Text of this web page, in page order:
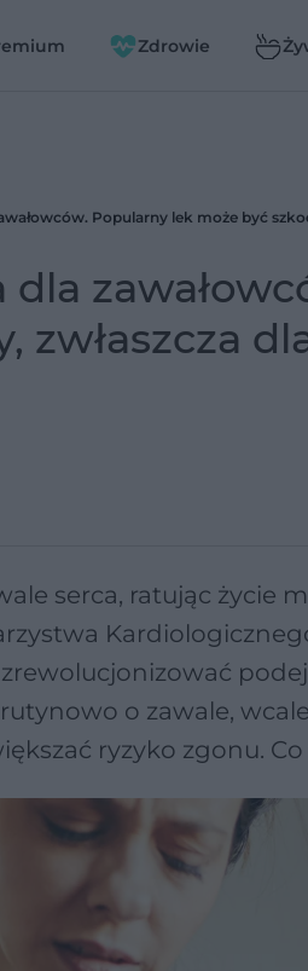
Zdrowie
Popularny lek może być
zwłaszcza
serca, ratując życie
o zawale,
ryzyko zgonu.